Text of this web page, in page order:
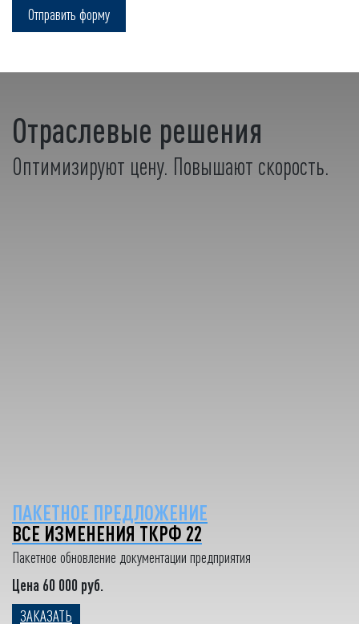
Отраслевые решения
Оптимизируют цену. Повышают скорость.
ПАКЕТНОЕ ПРЕДЛОЖЕНИЕ
ВСЕ ИЗМЕНЕНИЯ ТКРФ 22
Пакетное обновление документации предприятия
Цена 60 000 руб.
ЗАКАЗАТЬ